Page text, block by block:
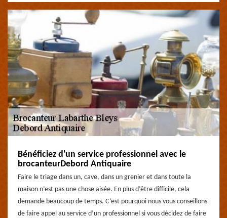
Bénéficiez d'un service professionnel avec le
brocanteurDebord Antiquaire
Faire le triage dans un, cave, dans un grenier et dans toute la
maison n’est pas une chose aisée. En plus d’être difficile, cela
demande beaucoup de temps. C’est pourquoi nous vous conseillons
de faire appel au service d’un professionnel si vous décidez de faire